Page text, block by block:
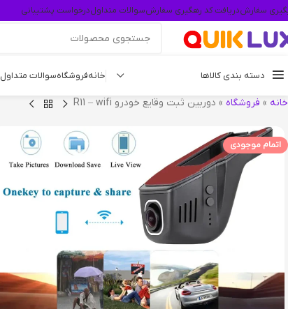
سفارشدریافت کد رهگیری سفارشسوالات متداولدرخواست پشتیبانی
دسته بندی کالاها خانهفروشگاهسوالات متداول
خانه » فروشگاه » دوربین ثبت وقایع خودرو R11 – wifi
اتمام موجودی